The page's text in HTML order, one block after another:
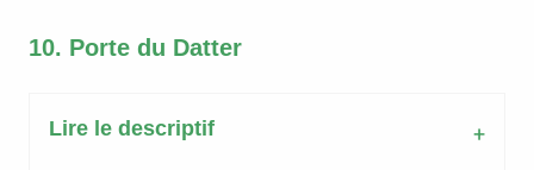
10. Porte du Datter
Lire le descriptif